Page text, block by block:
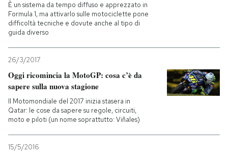
È un sistema da tempo diffuso e apprezzato in
Formula 1, ma attivarlo sulle motociclette pone
difficoltà tecniche e dovute anche al tipo di
guida diverso
26/3/2017
Oggi ricomincia la MotoGP: cosa c’è da
sapere sulla nuova stagione
Il Motomondiale del 2017 inizia stasera in
Qatar: le cose da sapere su regole, circuiti,
moto e piloti (un nome soprattutto: Viñales)
15/5/2016